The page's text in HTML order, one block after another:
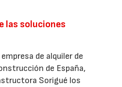
las soluciones
de alquiler de
de España,
Sorigué los